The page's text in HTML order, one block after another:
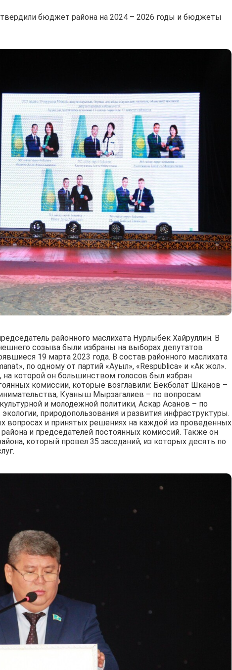
бюджет района на 2024 – 2026 годы и бюджеты
районного маслихата Нурлыбек Хайруллин. В
созыва были избраны на выборах депутатов
19 марта 2023 года. В состав районного маслихата
по одному от партий «Ауыл», «Respublica» и «Ак жол».
на которой он большинством голосов был избран
комиссии, которые возглавили: Бекболат Шканов –
Куаныш Мырзагалиев – по вопросам
и молодежной политики, Аскар Асанов – по
природопользования и развития инфраструктуры.
вопросах и принятых решениях на каждой из проведенных
и председателей постоянных комиссий. Также он
который провел 35 заседаний, из которых десять по